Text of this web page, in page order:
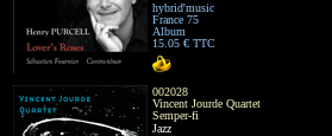
hybrid'music
France 75
Album
15.05 € TTC
002028
Vincent Jourde Quartet
Semper-fi
Jazz